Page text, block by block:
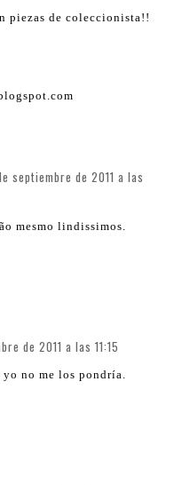
piezas de coleccionista!!
septiembre de 2011 a las
mesmo lindissimos.
de 2011 a las 11:15
yo no me los pondría.